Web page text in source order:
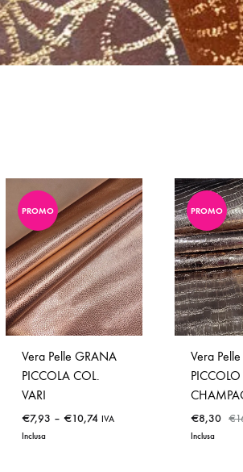
PROMO
Vera Pelle GRANA
PICCOLA COL.
VARI
€7,93 – €10,74 IVA
Inclusa
PROMO
Vera
PICCOLO
€8,30 €
Inclusa